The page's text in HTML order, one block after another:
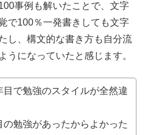
事例も解いたことで、文字
で100％一発書きしても文字
し、構文的な書き方も自分流
うになっていたと感じます。
目で勉強のスタイルが全然違
の勉強があったからよかった